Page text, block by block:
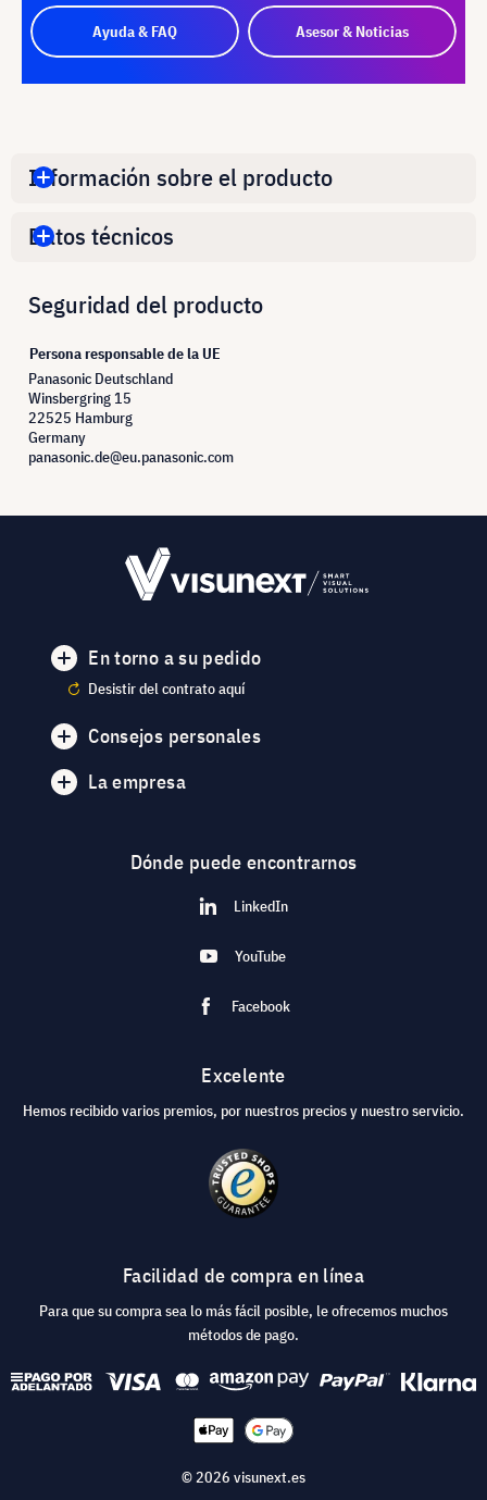
Ayuda & FAQ Asesor & Noticias
Información sobre el producto
Datos técnicos
Seguridad del producto
Persona responsable de la UE
Panasonic Deutschland
Winsbergring 15
22525 Hamburg
Germany
panasonic.de@eu.panasonic.com
En torno a su pedido
Desistir del contrato aquí
Consejos personales
La empresa
Dónde puede encontrarnos
LinkedIn
YouTube
Facebook
Excelente
Hemos recibido varios premios, por nuestros precios y nuestro servicio.
Facilidad de compra en línea
Para que su compra sea lo más fácil posible, le ofrecemos muchos
métodos de pago.
© 2026 visunext.es